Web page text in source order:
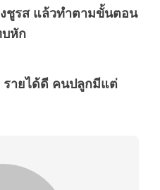
ชูรส แล้วทำตามขั้นตอน
หัก
รายได้ดี คนปลูกมีแต่